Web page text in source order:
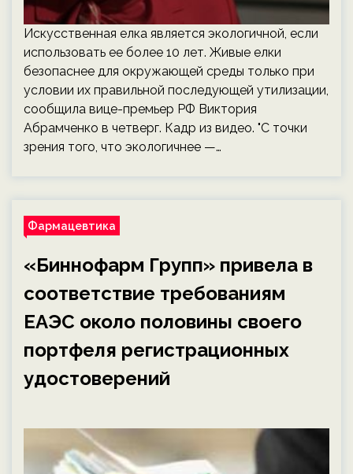
Искусственная елка является экологичной, если
использовать ее более 10 лет. Живые елки
безопаснее для окружающей среды только при
условии их правильной последующей утилизации,
сообщила вице-премьер РФ Виктория
Абрамченко в четверг. Кадр из видео. "С точки
зрения того, что экологичнее —…
Фармацевтика
«Биннофарм Групп» привела в
соответствие требованиям
ЕАЭС около половины своего
портфеля регистрационных
удостоверений